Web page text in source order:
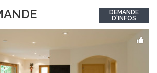
moderne. - 3 logements confortables :
duplex 4,5 pièces avec...
DEMANDE
D'INFOS